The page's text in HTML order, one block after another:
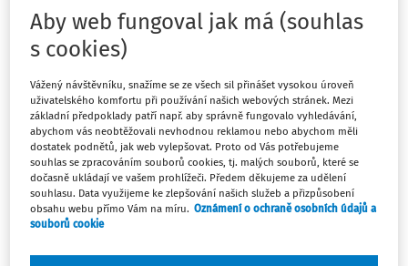
vnitřně zasahuje a ovlivňuje.
Máte předplatné? Přihlaste se.
Tento dokument je jen pro
Aby web fungoval jak má (souhlas
s cookies)
Vážený návštěvníku, snažíme se ze všech sil přinášet vysokou úroveň
uživatelského komfortu při používání našich webových stránek. Mezi
základní předpoklady patří např. aby správně fungovalo vyhledávání,
abychom vás neobtěžovali nevhodnou reklamou nebo abychom měli
dostatek podnětů, jak web vylepšovat. Proto od Vás potřebujeme
souhlas se zpracováním souborů cookies, tj. malých souborů, které se
dočasně ukládají ve vašem prohlížeči. Předem děkujeme za udělení
souhlasu. Data využijeme ke zlepšování našich služeb a přizpůsobení
obsahu webu přímo Vám na míru. Oznámení o ochraně osobních údajů a
souborů cookie